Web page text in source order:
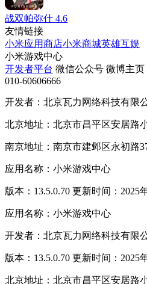
战双帕弥什 4.6
友情链接
小米应用商店小米商城英雄互娱
小米游戏中心
开发者平台 微信公众号 微博主页
010-60606666
开发者：北京瓦力网络科技有限
北京地址：北京市昌平区安居路
南京地址：南京市建邺区永初路
应用名称：小米游戏中心
版本：13.5.0.70 更新时间：2025
应用名称：小米游戏中心
开发者：北京瓦力网络科技有限
版本：13.5.0.70 更新时间：2025
北京地址：北京市昌平区安居路